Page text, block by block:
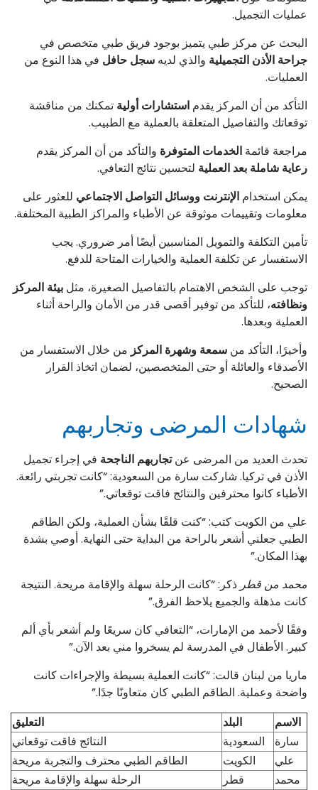
عمليات التجميل.
البحث عن مركز طبي يتميز بوجود فريق طبي متخصص في
جراحة الأذن التجميلية والذي لديه سجل حافل في هذا النوع من
العمليات.
التأكد من أن المركز يقدم استشارات أولية تمكنك من مناقشة
توقعاتك والتفاصيل المتعلقة بالعملية مع الطبيب.
مراجعة قائمة الخدمات المتوفرة والتأكد من أن المركز يقدم
رعاية شاملة بعد العملية لتحسين نتائج التعافي.
يمكن استخدام الإنترنت ووسائل التواصل الاجتماعي للعثور على
معلومات وتقييمات موثوقة عن الأطباء والمراكز الطبية المختلفة.
تأمين التكلفة والتمويل المناسبين أيضًا أمر ضروري. يجب
الاستفسار عن تكلفة العملية والخيارات المتاحة للدفع.
توجب على الشخص الاهتمام بالتفاصيل الصغيرة، مثل بيئة المركز
ونظافته، للتأكد من توفير أقصى قدر من الأمان والراحة أثناء
العملية وبعدها.
وأخيرًا، التأكد من سمعة وشهرة المركز من خلال الاستفسار من
الأصدقاء والعائلة أو حتى المتخصصين، لضمان اتخاذ القرار
الصحيح.
شهادات المرضى وتجاربهم
تحدث العديد من المرضى عنتجاربهم الناجحة في إجراء تجميل
الأذن في تركيا. شاركت سارة من السعودية: “كانت تجربتي رائعة.
الأطباء كانوا محترفين والنتائج فاقت توقعاتي.”
علي من الكويت كتب: “كنت قلقًا بشأن العملية، ولكن الطاقم
الطبي جعلني أشعر بالراحة من البداية حتى النهاية. أوصي بشدة
بهذا المكان.”
محمد من قطر ذكر: “كانت الرحلة سهلة والإقامة مريحة. النتيجة
كانت مذهلة والجميع يلاحظ الفرق.”
وفقًا لأحمد من الإمارات، “التعافي كان سريعًا ولم أشعر بأي ألم
كبير. الأطفال في المدرسة لم يسخروا مني بعد الآن.”
ماريا من لبنان قالت: “كانت العملية بسيطة والإجراءات كانت
واضحة وعملية. الطاقم الطبي كان متعاونًا جدًا.”
الاسم
البلد
التعليق
سارة
السعودية
النتائج فاقت توقعاتي
علي
الكويت
الطاقم الطبي محترف والتجربة مريحة
محمد
قطر
الرحلة سهلة والإقامة مريحة